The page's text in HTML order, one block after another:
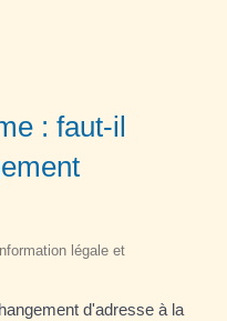
: faut-il
légale et
d'adresse à la